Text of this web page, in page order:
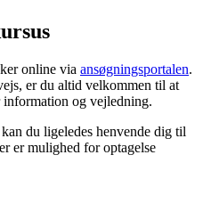
online via ansøgningsportalen.
er du altid velkommen til at
information og vejledning.
du ligeledes henvende dig til
er mulighed for optagelse